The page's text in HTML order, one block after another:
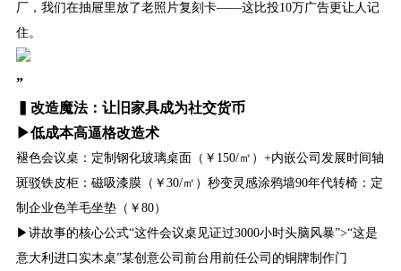
厂，我们在抽屉里放了老照片复刻卡——这比投10万广告更让人记
住。
”
▍改造魔法：让旧家具成为社交货币
▶低成本高逼格改造术
褪色会议桌：定制钢化玻璃桌面（￥150/㎡）+内嵌公司发展时间轴
斑驳铁皮柜：磁吸漆膜（￥30/㎡）秒变灵感涂鸦墙90年代转椅：定
制企业色羊毛坐垫（￥80）
▶讲故事的核心公式“这件会议桌见证过3000小时头脑风暴”>“这是
意大利进口实木桌”某创意公司前台用前任公司的铜牌制作门